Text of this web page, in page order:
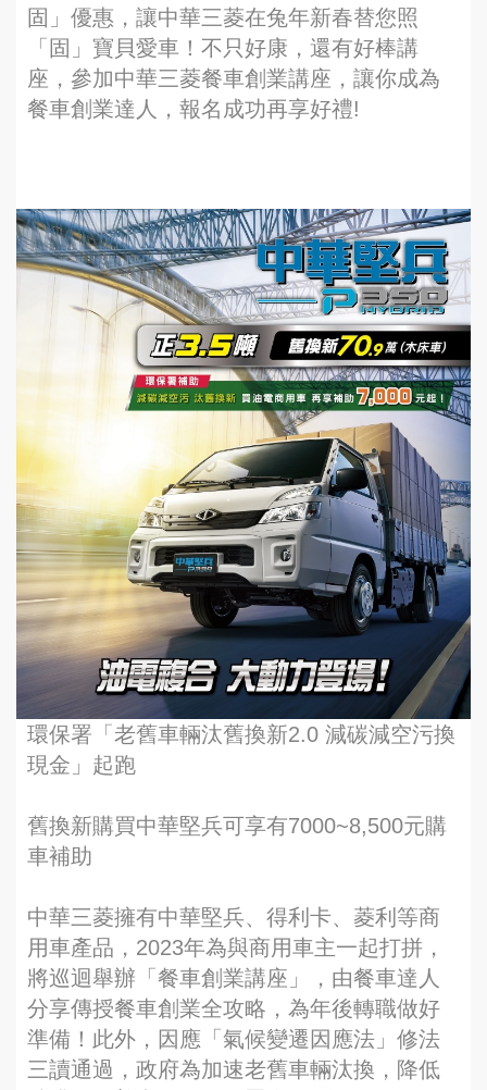
固」優惠，讓中華三菱在兔年新春替您照
「固」寶貝愛車！不只好康，還有好棒講
座，參加中華三菱餐車創業講座，讓你成為
餐車創業達人，報名成功再享好禮!
環保署「老舊車輛汰舊換新2.0 減碳減空污換
現金」起跑
舊換新購買中華堅兵可享有7000~8,500元購
車補助
中華三菱擁有中華堅兵、得利卡、菱利等商
用車產品，2023年為與商用車主一起打拼，
將巡迴舉辦「餐車創業講座」，由餐車達人
分享傳授餐車創業全攻略，為年後轉職做好
準備！此外，因應「氣候變遷因應法」修法
三讀通過，政府為加速老舊車輛汰換，降低